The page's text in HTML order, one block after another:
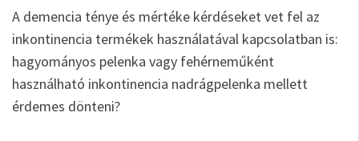
A demencia ténye és mértéke kérdéseket vet fel az
inkontinencia termékek használatával kapcsolatban is:
hagyományos pelenka vagy fehérneműként
használható inkontinencia nadrágpelenka mellett
érdemes dönteni?